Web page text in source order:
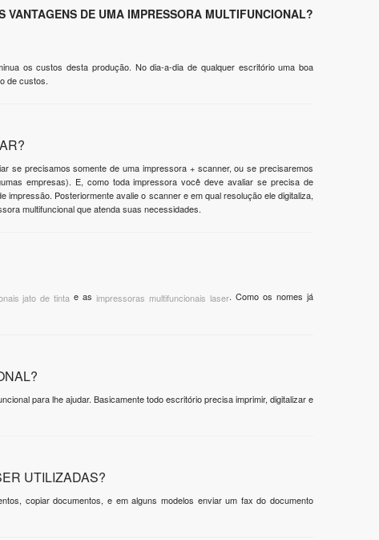
VANTAGENS DE UMA IMPRESSORA MULTIFUNCIONAL?
os custos desta produção. No dia-a-dia de qualquer escritório uma boa
de custos.
se precisamos somente de uma impressora + scanner, ou se precisaremos
empresas). E, como toda impressora você deve avaliar se precisa de
Posteriormente avalie o scanner e em qual resolução ele digitaliza,
multifuncional que atenda suas necessidades.
jato de tinta e asimpressoras multifuncionais laser. Como os nomes já
para lhe ajudar. Basicamente todo escritório precisa imprimir, digitalizar e
UTILIZADAS?
copiar documentos, e em alguns modelos enviar um fax do documento